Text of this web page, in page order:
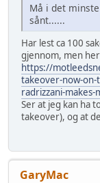
Må i det
sånt......
Har lest ca 100
gjennom, men
https://
takeover-now-on-
radrizzani-makes-
Ser at jeg kan ha
takeover), og at
GaryMac